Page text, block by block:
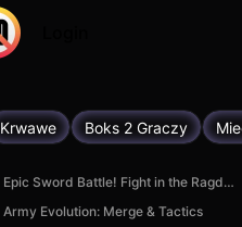
Krwawe Boks 2 Graczy
Epic Sword Battle! Fight in the Ragdoll Arena!
Army Evolution: Merge & Tactics